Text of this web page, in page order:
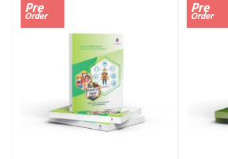
Pre
Order
Pre
Order